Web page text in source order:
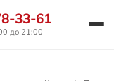
33-61
до 21:00